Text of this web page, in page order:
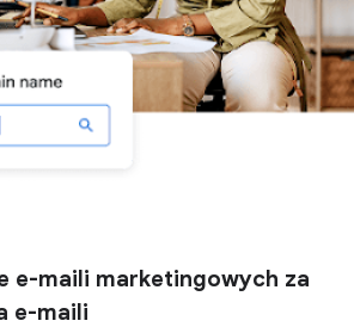
e-maili marketingowych za
e-maili